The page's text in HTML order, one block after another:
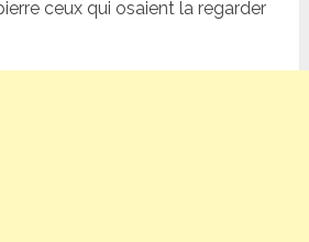
ceux qui osaient la regarder